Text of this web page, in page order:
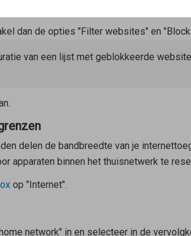
dan de opties "Filter websites" en
van een lijst met geblokkeerde
delen de bandbreedte van je
apparaten binnen het thuisnetwerk te
op "Internet".
network" in en selecteer in de